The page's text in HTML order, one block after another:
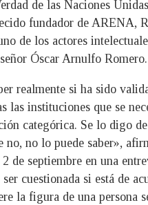
de las Naciones
fundador de ARENA,
de los actores
Óscar Arnulfo Romero.
realmente si ha sido
las instituciones que se
categórica. Se lo digo
no, no lo puede saber»,
de septiembre en una
cuestionada si está de
la figura de una persona